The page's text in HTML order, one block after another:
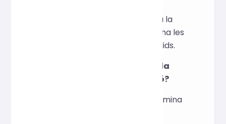
No, el format només ajusta la
sagnia i l'alineació; no elimina les
etiquetes ni els atributs vàlids.
L'HTML minificat afecta la
qualitat de visualització?
No, la minificació només elimina